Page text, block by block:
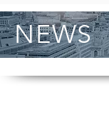
NEWS